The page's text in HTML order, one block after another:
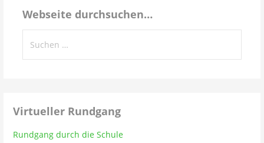
Webseite durchsuchen…
nach:
Virtueller Rundgang
Rundgang durch die Schule